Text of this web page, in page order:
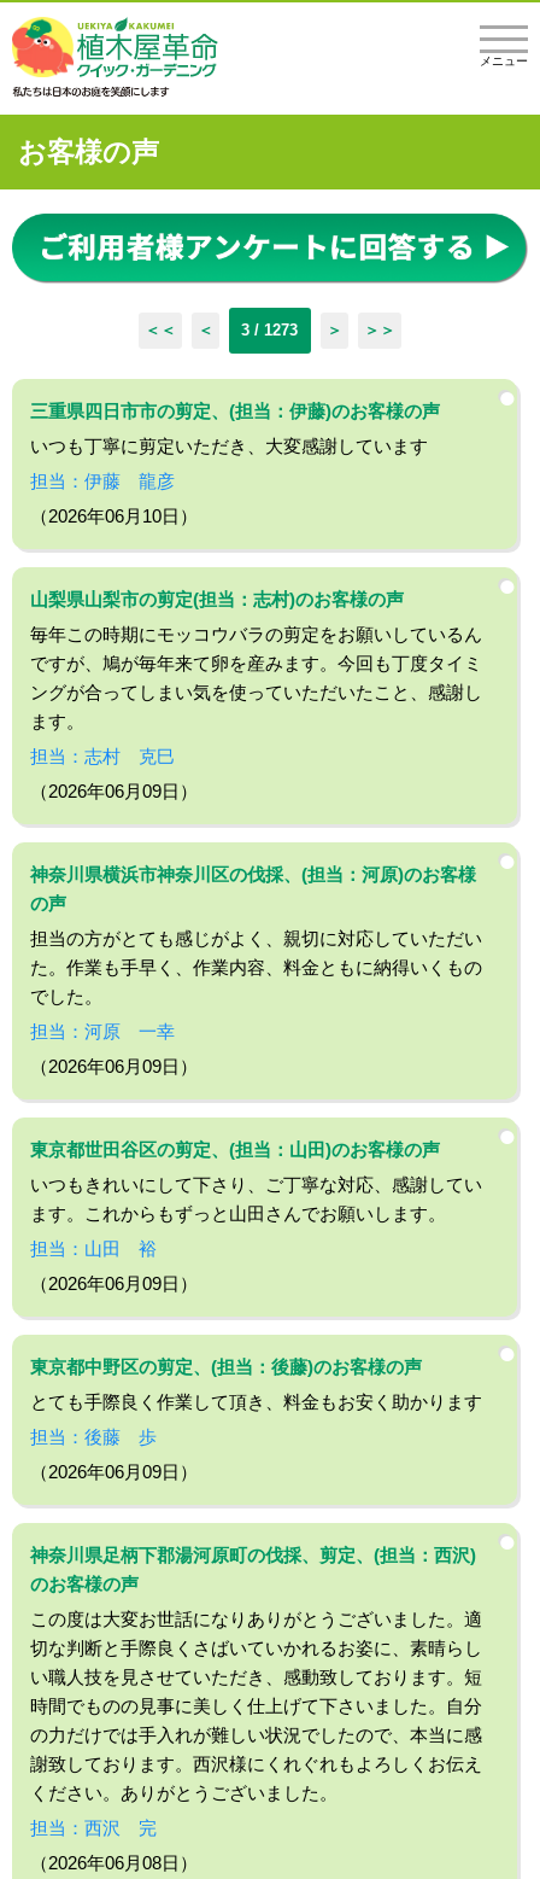
メニュー
お客様の声
＜＜ ＜ 3 / 1273 ＞ ＞＞
三重県四日市市の剪定、(担当：伊藤)のお客様の声
いつも丁寧に剪定いただき、大変感謝しています
担当：伊藤 龍彦
（2026年06月10日）
山梨県山梨市の剪定(担当：志村)のお客様の声
毎年この時期にモッコウバラの剪定をお願いしているん
ですが、鳩が毎年来て卵を産みます。今回も丁度タイミ
ングが合ってしまい気を使っていただいたこと、感謝し
ます。
担当：志村 克巳
（2026年06月09日）
神奈川県横浜市神奈川区の伐採、(担当：河原)のお客様
の声
担当の方がとても感じがよく、親切に対応していただい
た。作業も手早く、作業内容、料金ともに納得いくもの
でした。
担当：河原 一幸
（2026年06月09日）
東京都世田谷区の剪定、(担当：山田)のお客様の声
いつもきれいにして下さり、ご丁寧な対応、感謝してい
ます。これからもずっと山田さんでお願いします。
担当：山田 裕
（2026年06月09日）
東京都中野区の剪定、(担当：後藤)のお客様の声
とても手際良く作業して頂き、料金もお安く助かります
担当：後藤 歩
（2026年06月09日）
神奈川県足柄下郡湯河原町の伐採、剪定、(担当：西沢)
のお客様の声
この度は大変お世話になりありがとうございました。適
切な判断と手際良くさばいていかれるお姿に、素晴らし
い職人技を見させていただき、感動致しております。短
時間でものの見事に美しく仕上げて下さいました。自分
の力だけでは手入れが難しい状況でしたので、本当に感
謝致しております。西沢様にくれぐれもよろしくお伝え
ください。ありがとうございました。
担当：西沢 完
（2026年06月08日）